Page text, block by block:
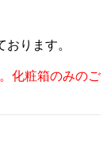
おります。
化粧箱のみのご